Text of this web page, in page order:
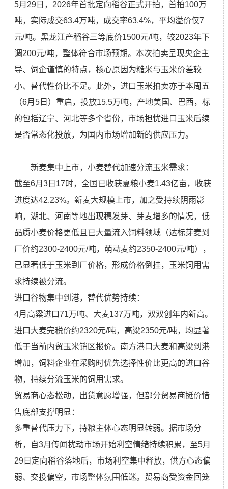
5月29日，2026年首批定向稻谷正式开拍，首拍100万
吨，实际成交63.4万吨，成交率63.4%，平均溢价仅7
元/吨。黑龙江产稻谷三等底价1500元/吨，较2023年下
调200元/吨，整体符合市场预期。本次拍卖呈现央企主
导、饲企谨慎的特点，核心原因为糙米与玉米价差较
小、替代性价比不足。此外，进口玉米拍卖亦于本周五
（6月5日）重启，投放15.5万吨，产地美国、巴西，标
的包括辽宁、河北等多个省份，市场担忧进口玉米后续
是否常态化投放，为国内市场增加新的供应压力。
新麦集中上市，小麦替代加速分流玉米需求：
截至6月3日17时，全国已收获夏粮小麦1.43亿亩，收获
进度达42.23%。新麦大规模上市，加之受持续阴雨影
响，湖北、河南等地出现穗发芽、芽麦增多的情况，低
品质小麦价格更低且已大量流入饲料领域（达标芽麦到
厂价约2300-2400元/吨，萌动麦约2350-2400元/吨），
已显著低于玉米到厂价格，形成价格倒挂，玉米饲用需
求持续被分流。
进口谷物集中到港，替代优势持续：
4月高粱进口71万吨、大麦137万吨，双双创年内新高。
进口大麦完税价约2320元/吨，高粱2350元/吨，均显著
低于当前内贸玉米销区报价。南方港口大麦和高粱到港
增加，饲料企业在采购时优先选择性价比更高的进口谷
物，持续分流玉米的饲用需求。
贸易商心态松动，出货意愿增强，但部分贸易商挺价惜
售底部支撑明显：
多重替代压力下，持粮主体心态明显转弱。据市场分
析，自3月传闻扰动市场开始利空情绪持续积累，至5月
29日定向稻谷落地后，市场利空集中释放，供方心态偏
弱、交投偏空，市场整体氛围低迷。贸易商受资金回笼